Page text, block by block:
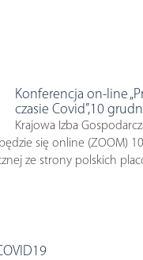
Konferencja on-line
czasie Covid”,10
Krajowa Izba
się online (ZOOM)
ze strony polskich